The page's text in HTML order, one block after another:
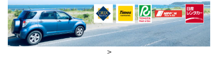
朝食 レストラン、食事処
夕食 レストラン、料亭
>